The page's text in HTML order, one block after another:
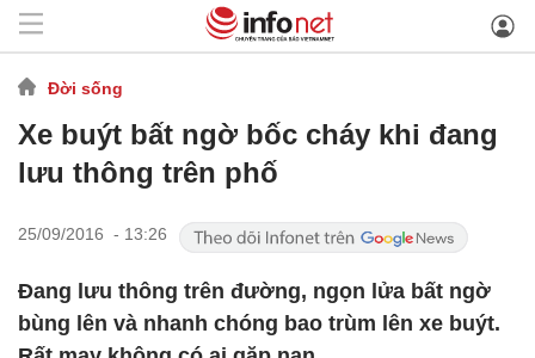
Đời sống
Xe buýt bất ngờ bốc cháy khi đang
lưu thông trên phố
25/09/2016 - 13:26
Đang lưu thông trên đường, ngọn lửa bất ngờ
bùng lên và nhanh chóng bao trùm lên xe buýt.